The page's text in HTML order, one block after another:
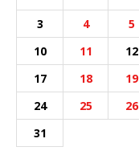
3
4 5
10
11 12
17
18 19
24
25 26
31